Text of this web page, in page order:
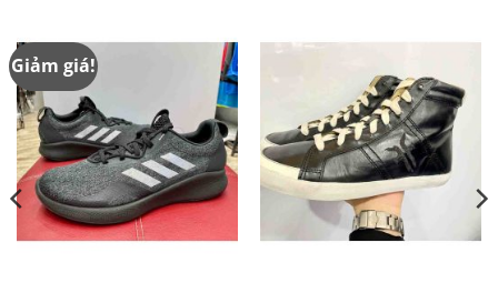
Giảm giá!